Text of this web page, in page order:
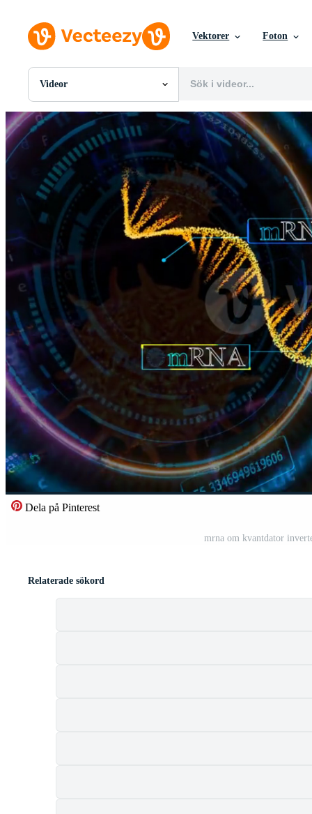
Vektorer Foton
Videor
Alla Bilder
Foton
PNGs
PSDs
SVGs
Mallar
Vektorer
Videor
Rörlig grafik
Redaktionella Bilder
Dela på Pinterest
mrna om kvantdator
Relaterade sökord